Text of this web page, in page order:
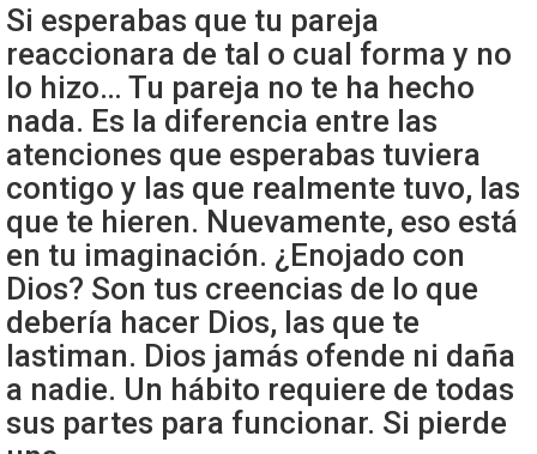
Si esperabas que tu pareja
reaccionara de tal o cual forma y no
lo hizo… Tu pareja no te ha hecho
nada. Es la diferencia entre las
atenciones que esperabas tuviera
contigo y las que realmente tuvo, las
que te hieren. Nuevamente, eso está
en tu imaginación. ¿Enojado con
Dios? Son tus creencias de lo que
debería hacer Dios, las que te
lastiman. Dios jamás ofende ni daña
a nadie. Un hábito requiere de todas
sus partes para funcionar. Si pierde